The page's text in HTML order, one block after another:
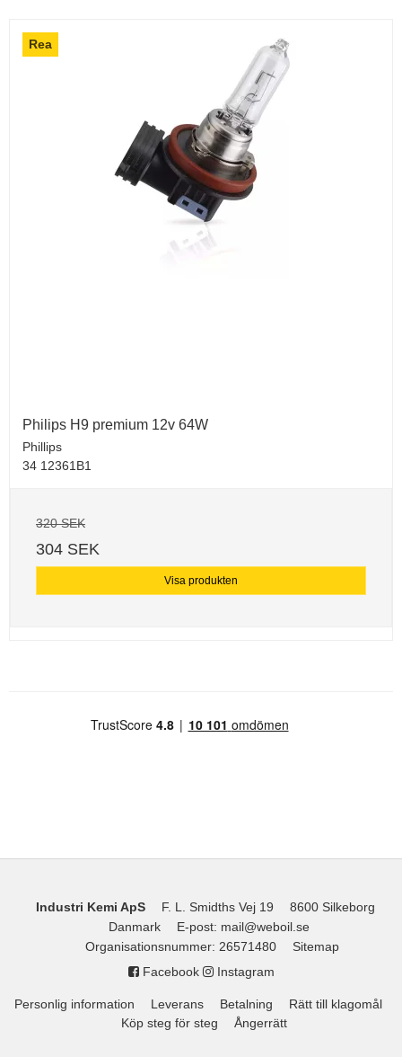
Rea
Philips H9 premium 12v 64W
Phillips
34 12361B1
320 SEK
304 SEK
Visa produkten
Industri Kemi ApS F. L. Smidths Vej 19
8600 Silkeborg
Danmark
E-post: mail@weboil.se
Organisationsnummer: 26571480
Sitemap
Facebook
Instagram
Personlig information Leverans Betalning
Rätt till klagomål
Köp steg för steg
Ångerrätt